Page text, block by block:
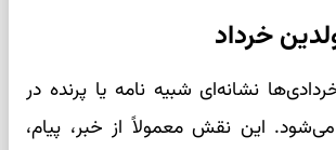
خرداد
نشانه‌ای شبیه نامه یا پرنده در
این نقش معمولاً از خبر، پیام،